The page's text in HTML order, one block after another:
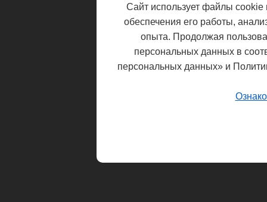
Сайт использует файлы cookie
обеспечения его работы,
опыта. Продолжая
персональных данных в
персональных данных» и